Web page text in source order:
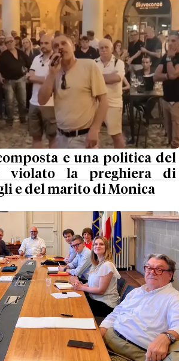
e una politica del
violato la preghiera di
e del marito di Monica